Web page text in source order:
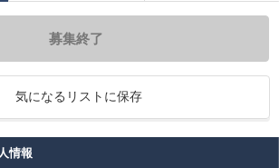
募集終了
気になるリストに保存
情報